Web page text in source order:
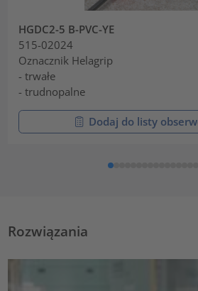
HGDC2-5 B-PVC-YE
515-02024
Oznacznik Helagrip
- trwałe
- trudnopalne
Dodaj do listy
Rozwiązania